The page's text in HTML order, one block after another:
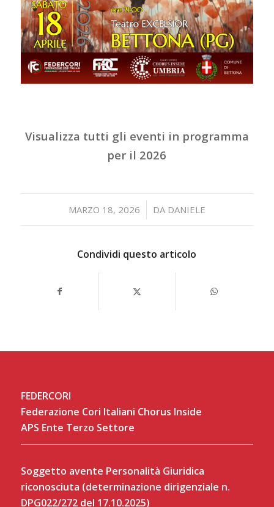
Visualizza tutti gli eventi in programma
per il 2026
MARZO 18, 2026
/ DA DANIELE
Condividi questo articolo
FEDERCORI
Federazione Cori Italiani Chorus Inside
APS Ente Terzo Settore
Soggetto avente Personalità Giuridica
riconosciuta (determinazione dirigenziale n.
DPG022/272 del 17.10.2025)